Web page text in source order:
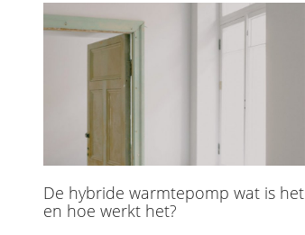
De hybride warmtepomp wat is het
en hoe werkt het?